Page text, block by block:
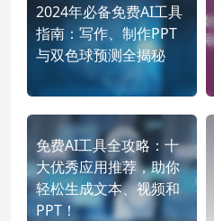
2024年必备免费AI工具
指南：写作、制作PPT
与双色球预测全揭秘
免费AI工具全攻略：十
大优秀应用推荐，助你
轻松生成文本、视频和
PPT！